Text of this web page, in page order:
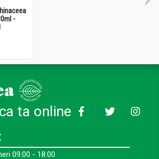
-
ta online
09:00 - 18:00